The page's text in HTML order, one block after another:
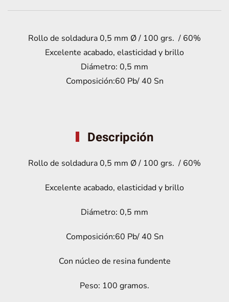
SOLDADURA
100G
cantidad
Rollo de soldadura 0,5 mm Ø / 100 grs. / 60%
Excelente acabado, elasticidad y brillo
Diámetro: 0,5 mm
Composición:60 Pb/ 40 Sn
Descripción
Rollo de soldadura 0,5 mm Ø / 100 grs. / 60%
Excelente acabado, elasticidad y brillo
Diámetro: 0,5 mm
Composición:60 Pb/ 40 Sn
Con núcleo de resina fundente
Peso: 100 gramos.